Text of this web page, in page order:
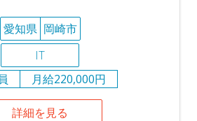
愛知県 岡崎市
IT
月給220,000円
詳細を見る